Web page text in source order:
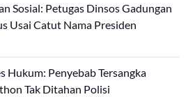
Sosial: Petugas Dinsos Gadungan
Usai Catut Nama Presiden
Hukum: Penyebab Tersangka
Tak Ditahan Polisi